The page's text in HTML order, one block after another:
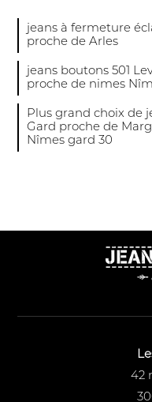
jeans à fermeture
proche de Arles
jeans boutons 501
proche de nimes
Plus grand choix de
Gard proche de
Nîmes gard 30
42